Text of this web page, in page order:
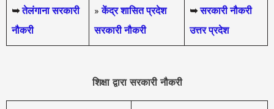
➥तेलंगाना सरकारी
नौकरी
»केंद्र शासित प्रदेश
सरकारी नौकरी
➥ सरकारी नौकरी
उत्तर प्रदेश
शिक्षा द्वारा सरकारी नौकरी